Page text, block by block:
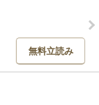
無料立読み